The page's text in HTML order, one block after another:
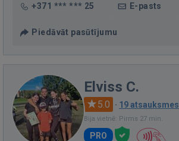
+371 *** *** 25 E-pasts
Piedāvāt pasūtījumu
Elviss C.
5.0 · 19 atsauksmes
Bija vietnē: Pirms 27 min.
PRO